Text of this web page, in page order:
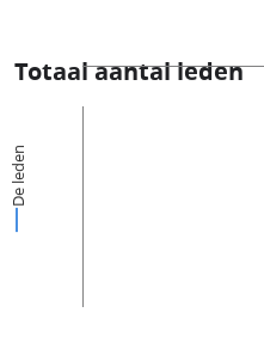
Totaal aantal leden
De leden